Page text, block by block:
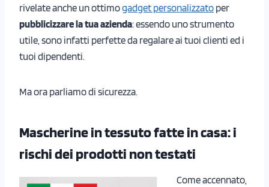
rivelate anche un ottimogadget personalizzato per
pubblicizzare la tua azienda: essendo uno strumento
utile, sono infatti perfette da regalare ai tuoi clienti ed i
tuoi dipendenti.
Ma ora parliamo di sicurezza.
Mascherine in tessuto fatte in casa: i
rischi dei prodotti non testati
Come accennato,